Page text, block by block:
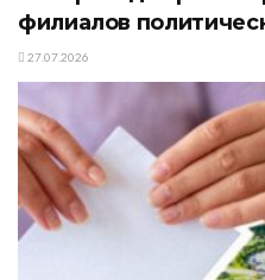
филиалов
27.07.2026